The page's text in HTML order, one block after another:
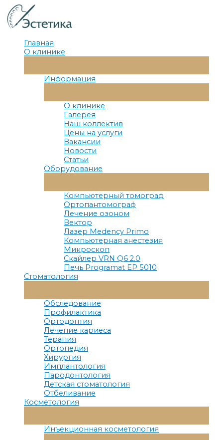
Перейти
к
содержимому
Главная
О клинике
Меню
Информация
Меню
О клинике
Галерея
Наш коллектив
Цены на услуги
Вакансии
Новости
Статьи
Оборудование
Меню
Компьютерный томограф
Ортопантомограф
Лечение озоном
Вектор
Лазер Medency Primo
Компьютерная анестезия
Микроскоп
Скайлер VRN Q6 2.0
Печь Programat EP 5010
Стоматология
Меню
Обследование
Профилактика
Ортодонтия
Лечение кариеса
Терапия
Ортопедия
Хирургия
Имплантология
Пародонтология
Детская стоматология
Отбеливание
Косметология
Меню
Инъекционная косметология